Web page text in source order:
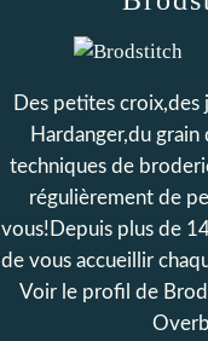
Des petites
Hardanger,du
techniques de
régulièrement de
vous!Depuis plus de
de vous accueillir
Voir le profil de